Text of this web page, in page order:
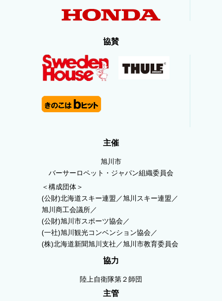
協賛
主催
旭川市
バーサーロペット・ジャパン組織委員会
＜構成団体＞
(公財)北海道スキー連盟／旭川スキー連盟／
旭川商工会議所／
(公財)旭川市スポーツ協会／
(一社)旭川観光コンベンション協会／
(株)北海道新聞旭川支社／旭川市教育委員会
協力
陸上自衛隊第２師団
主管